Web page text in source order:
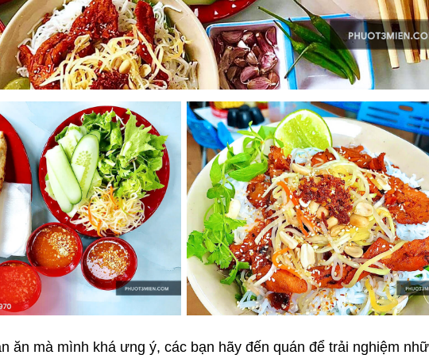
ăn mà mình khá ưng ý, các bạn hãy đến quán để trải nghiệm